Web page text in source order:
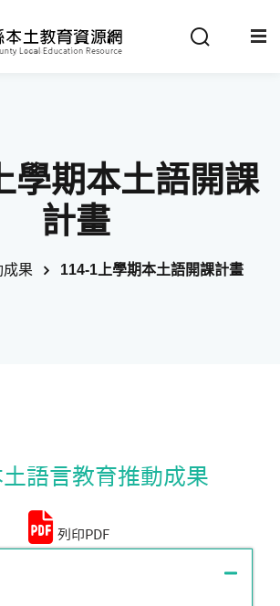
學期本土語開課
計畫
成果 114-1上學期本土語開課計畫
土語言教育推動成果
列印PDF
in Sign up